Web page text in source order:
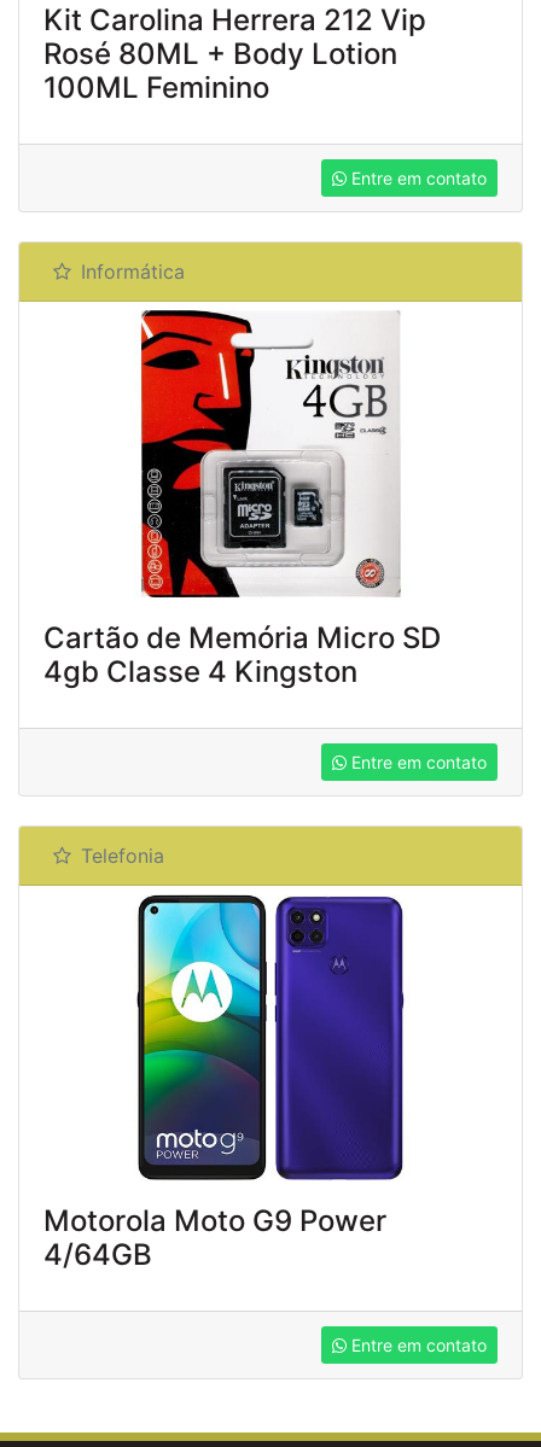
Kit Carolina Herrera 212 Vip
Rosé 80ML + Body Lotion
100ML Feminino
Entre em contato
Informática
Cartão de Memória Micro SD
4gb Classe 4 Kingston
Entre em contato
Telefonia
Motorola Moto G9 Power
4/64GB
Entre em contato